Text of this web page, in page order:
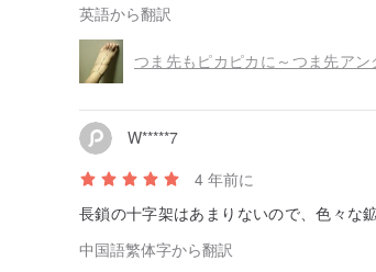
英語から翻訳
W*****7
4 年前に
長鎖の十字架はあまりないので、色々な
中国語繁体字から翻訳